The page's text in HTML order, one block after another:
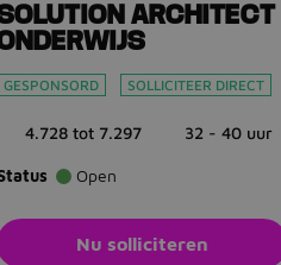
GESPONSORD SOLLICITEER DIRECT
4.728 tot 7.297 32 - 40 uur
Open
Nu solliciteren